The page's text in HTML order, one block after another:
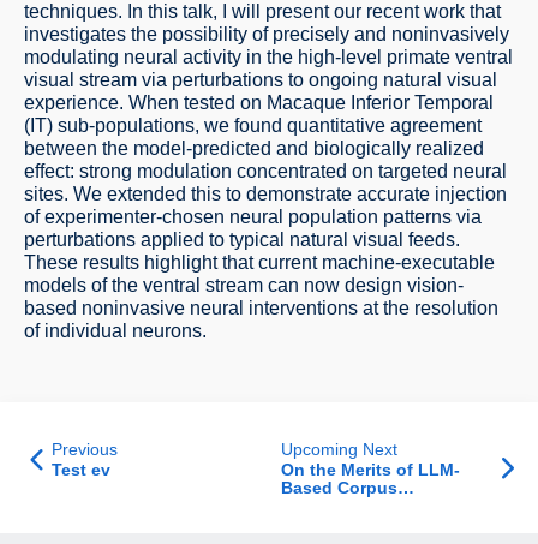
techniques. In this talk, I will present our recent work that
investigates the possibility of precisely and noninvasively
modulating neural activity in the high-level primate ventral
visual stream via perturbations to ongoing natural visual
experience. When tested on Macaque Inferior Temporal
(IT) sub-populations, we found quantitative agreement
between the model-predicted and biologically realized
effect: strong modulation concentrated on targeted neural
sites. We extended this to demonstrate accurate injection
of experimenter-chosen neural population patterns via
perturbations applied to typical natural visual feeds.
These results highlight that current machine-executable
models of the ventral stream can now design vision-
based noninvasive neural interventions at the resolution
of individual neurons.
Previous
Test ev
Upcoming Next
On the Merits of LLM-
Based Corpus